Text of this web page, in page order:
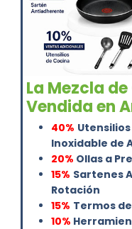
La Mezcla
Vendida en
40%
Inoxidable de
20% Ollas a
15% Sartenes
Rotación
15% Termos
10%